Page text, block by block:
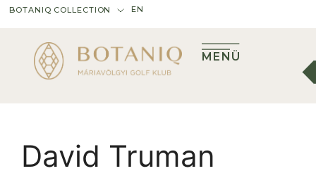
BOTANIQ COLLECTION EN
MENÜ
David Truman